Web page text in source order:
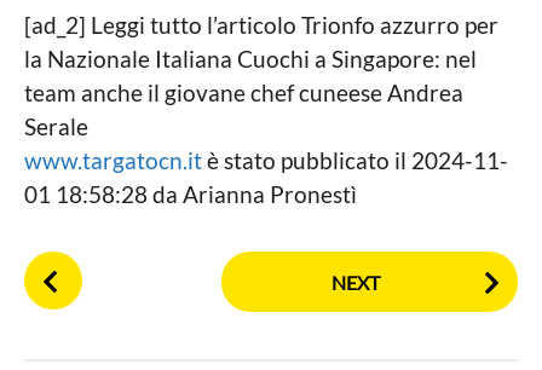
[ad_2] Leggi tutto l’articolo Trionfo azzurro per
la Nazionale Italiana Cuochi a Singapore: nel
team anche il giovane chef cuneese Andrea
Serale
www.targatocn.itè stato pubblicato il 2024-11-
01 18:58:28 da Arianna Pronestì
P
o
NEXT